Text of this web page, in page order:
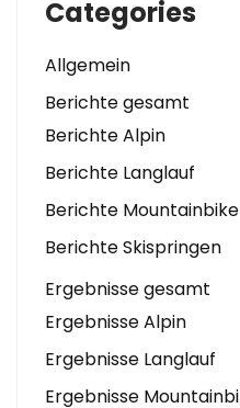
Categories
Allgemein
Berichte gesamt
Berichte Alpin
Berichte Langlauf
Berichte Mountainbike
Berichte Skispringen
Ergebnisse gesamt
Ergebnisse Alpin
Ergebnisse Langlauf
Ergebnisse